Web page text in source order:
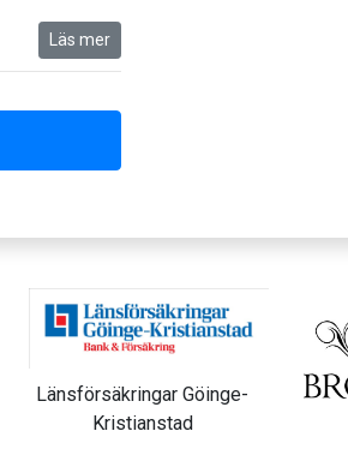
Läs mer
Broby Gästis